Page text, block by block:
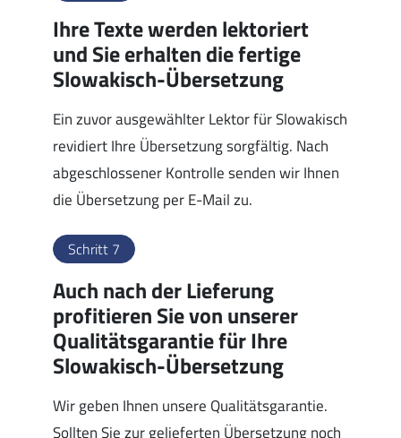
Ihre Texte werden lektoriert
und Sie erhalten die fertige
Slowakisch-Übersetzung
Ein zuvor ausgewählter Lektor für Slowakisch
revidiert Ihre Übersetzung sorgfältig. Nach
abgeschlossener Kontrolle senden wir Ihnen
die Übersetzung per E-Mail zu.
Schritt 7
Auch nach der Lieferung
profitieren Sie von unserer
Qualitätsgarantie für Ihre
Slowakisch-Übersetzung
Wir geben Ihnen unsere Qualitätsgarantie.
Sollten Sie zur gelieferten Übersetzung noch